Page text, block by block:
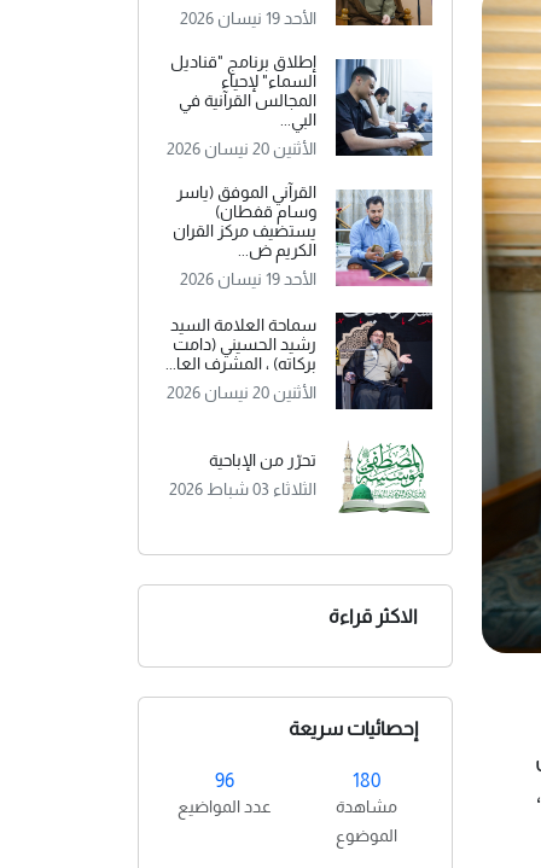
الأحد 19 نيسان 2026
إطلاق برنامج "قناديل
السماء" لإحياء
المجالس القرآنية في
البي...
الأثنين 20 نيسان 2026
القرآني الموفق (ياسر
وسام قفطان)
يستضيف مركز القران
الكريم ض...
الأحد 19 نيسان 2026
سماحة العلامة السيد
رشيد الحسيني (دامت
بركاته) ، المشرف العا...
الأثنين 20 نيسان 2026
تحرّر من الإباحية
الثلاثاء 03 شباط 2026
الاكثر قراءة
إحصائيات سريعة
180
مشاهدة
الموضوع
96
عدد المواضيع